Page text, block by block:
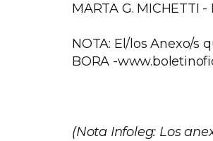
MARTA G. MICHETTI
NOTA: El/los Anexo/s
BORA -
(Nota Infoleg: Los